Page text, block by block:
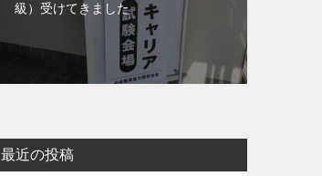
級）受けてきました
最近の投稿